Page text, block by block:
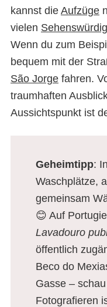
kannst die Aufzüge
vielen
Wenn du zum
bequem mit der
São Jorge fahren.
traumhaften
Aussichtspunkt ist
Geheimtipp: In
Waschplätze,
gemeinsam
😊 Auf
Lavadouro
öffentlich
Beco do
Gasse –
Fotografieren